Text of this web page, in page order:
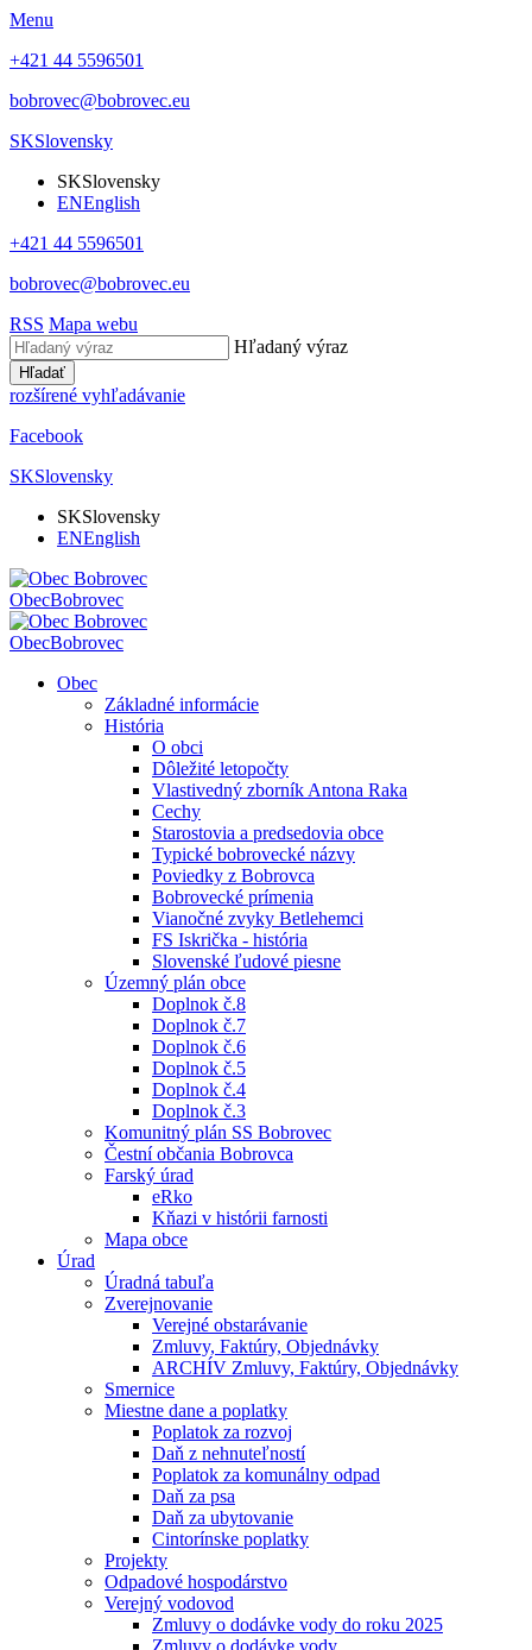
Menu
+421 44 5596501
bobrovec@bobrovec.eu
SKSlovensky
SKSlovensky
ENEnglish
+421 44 5596501
bobrovec@bobrovec.eu
RSS Mapa webu
Hľadaný výraz
Hľadať
rozšírené vyhľadávanie
Facebook
SKSlovensky
SKSlovensky
ENEnglish
ObecBobrovec
ObecBobrovec
Obec
Základné informácie
História
O obci
Dôležité letopočty
Vlastivedný zborník Antona Raka
Cechy
Starostovia a predsedovia obce
Typické bobrovecké názvy
Poviedky z Bobrovca
Bobrovecké prímenia
Vianočné zvyky Betlehemci
FS Iskrička - história
Slovenské ľudové piesne
Územný plán obce
Doplnok č.8
Doplnok č.7
Doplnok č.6
Doplnok č.5
Doplnok č.4
Doplnok č.3
Komunitný plán SS Bobrovec
Čestní občania Bobrovca
Farský úrad
eRko
Kňazi v histórii farnosti
Mapa obce
Úrad
Úradná tabuľa
Zverejnovanie
Verejné obstarávanie
Zmluvy, Faktúry, Objednávky
ARCHÍV Zmluvy, Faktúry, Objednávky
Smernice
Miestne dane a poplatky
Poplatok za rozvoj
Daň z nehnuteľností
Poplatok za komunálny odpad
Daň za psa
Daň za ubytovanie
Cintorínske poplatky
Projekty
Odpadové hospodárstvo
Verejný vodovod
Zmluvy o dodávke vody do roku 2025
Zmluvy o dodávke vody